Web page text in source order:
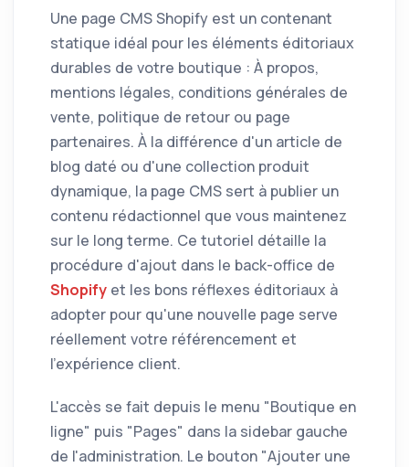
Une page CMS Shopify est un contenant
statique idéal pour les éléments éditoriaux
durables de votre boutique : À propos,
mentions légales, conditions générales de
vente, politique de retour ou page
partenaires. À la différence d'un article de
blog daté ou d'une collection produit
dynamique, la page CMS sert à publier un
contenu rédactionnel que vous maintenez
sur le long terme. Ce tutoriel détaille la
procédure d'ajout dans le back-office de
Shopify et les bons réflexes éditoriaux à
adopter pour qu'une nouvelle page serve
réellement votre référencement et
l'expérience client.
L'accès se fait depuis le menu "Boutique en
ligne" puis "Pages" dans la sidebar gauche
de l'administration. Le bouton "Ajouter une